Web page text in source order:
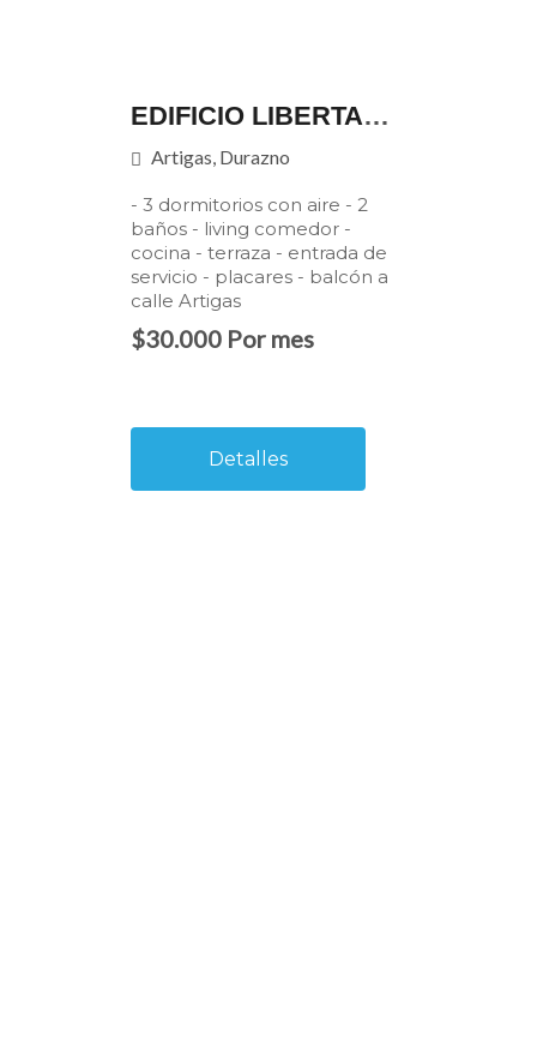
EDIFICIO LIBERTADOR - 3ER PISO - APTO.301
Artigas, Durazno
- 3 dormitorios con aire - 2
baños - living comedor -
cocina - terraza - entrada de
servicio - placares - balcón a
calle Artigas
$30.000 Por mes
Detalles